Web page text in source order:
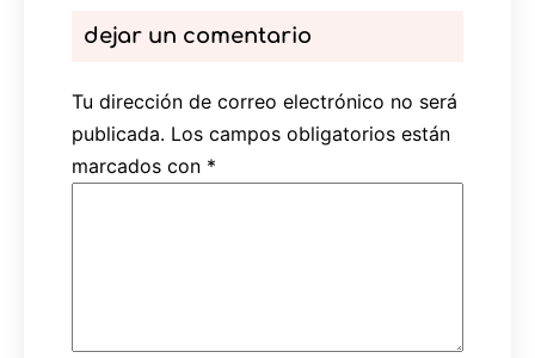
dejar un comentario
Tu dirección de correo electrónico no será
publicada. Los campos obligatorios están
marcados con *